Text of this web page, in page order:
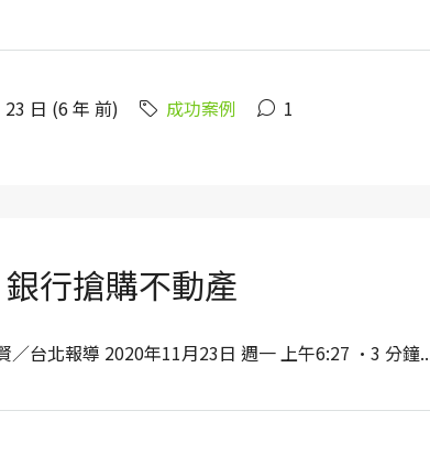
日 (6 年 前) 成功案例 1
行搶購不動產
／台北報導 2020年11月23日 週一 上午6:27 ·3 分鐘